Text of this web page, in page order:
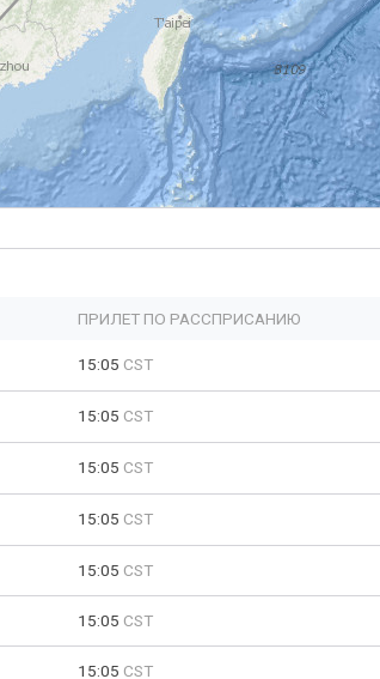
ПРИЛЕТ ПО РАССПРИСАНИЮ
15:05 CST
15:05 CST
15:05 CST
15:05 CST
15:05 CST
15:05 CST
15:05 CST